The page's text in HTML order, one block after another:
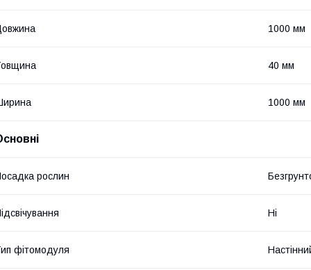
1000 мм
40 мм
1000 мм
рослин
Ні
фітомодуля